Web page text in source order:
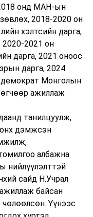
онд МАН-ын
2018-2020 он
хэлтсийн дарга,
2021 он
дарга, 2021 оноос
дарга, 2024
Монголын
ажиллаж
танилцуулж,
дэмжсэн
албажна.
нийлүүлэлттэй
сайд Н.Учрал
байсан
Үүнээс